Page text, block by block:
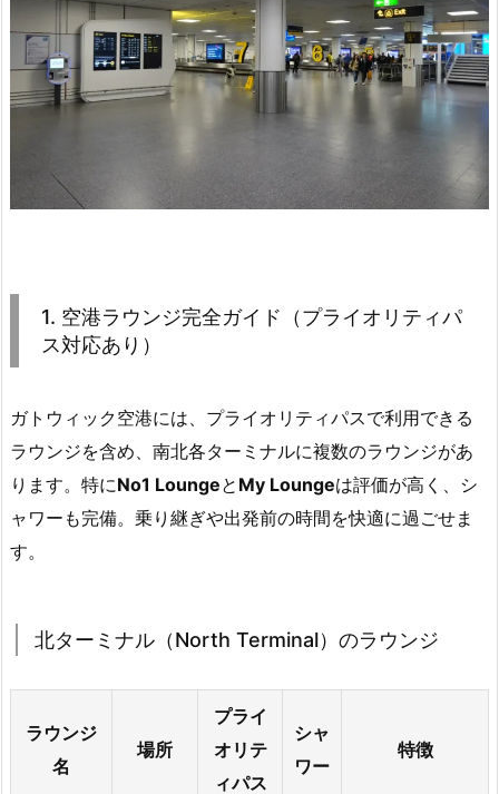
1. 空港ラウンジ完全ガイド（プライオリティパ
ス対応あり）
ガトウィック空港には、プライオリティパスで利用できる
ラウンジを含め、南北各ターミナルに複数のラウンジがあ
ります。特にNo1 Loungeと My Loungeは評価が高く、シ
ャワーも完備。乗り継ぎや出発前の時間を快適に過ごせま
す。
北ターミナル（North Terminal）のラウンジ
ラウンジ
名
場所
プライ
オリテ
ィパス
シャ
ワー
特徴